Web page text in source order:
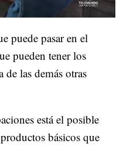
puede pasar en el
pueden tener los
de las demás otras
está el posible
básicos que